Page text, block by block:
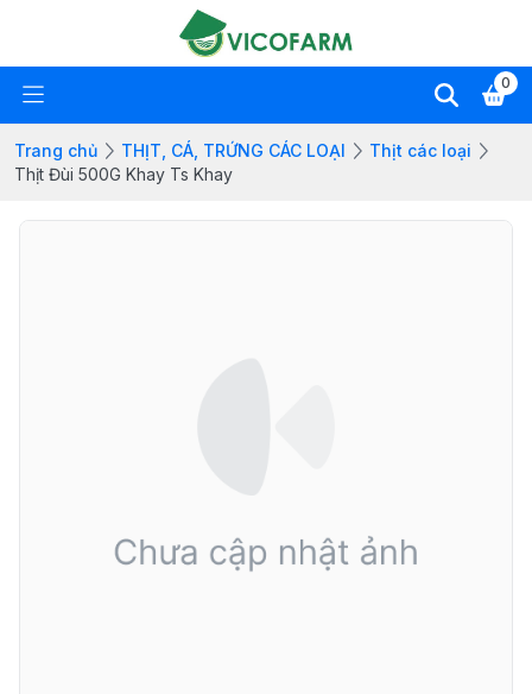
0
Trang chủ THỊT, CÁ, TRỨNG CÁC LOẠI
Thịt các loại
Thịt Đùi 500G Khay Ts Khay